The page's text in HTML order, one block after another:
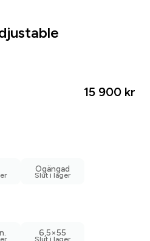
15 900 kr
Ogängad
6,5×55
before
licensing since before*